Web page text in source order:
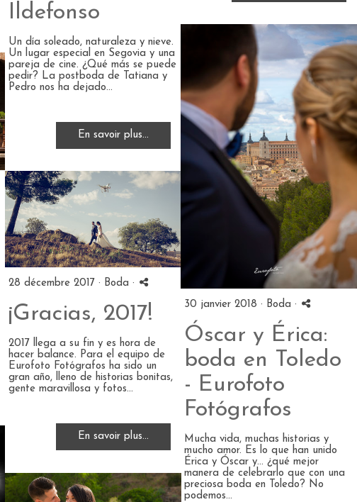
Ildefonso
Un día soleado, naturaleza y nieve.
Un lugar especial en Segovia y una
pareja de cine. ¿Qué más se puede
pedir? La postboda de Tatiana y
Pedro nos ha dejado...
En savoir plus...
30 janvier 2018 · Boda ·
Óscar y Érica:
boda en Toledo
- Eurofoto
Fotógrafos
Mucha vida, muchas historias y
mucho amor. Es lo que han unido
Érica y Óscar y... ¿qué mejor
manera de celebrarlo que con una
preciosa boda en Toledo? No
podemos...
28 décembre 2017 · Boda ·
¡Gracias, 2017!
2017 llega a su fin y es hora de
hacer balance. Para el equipo de
Eurofoto Fotógrafos ha sido un
gran año, lleno de historias bonitas,
gente maravillosa y fotos...
En savoir plus...